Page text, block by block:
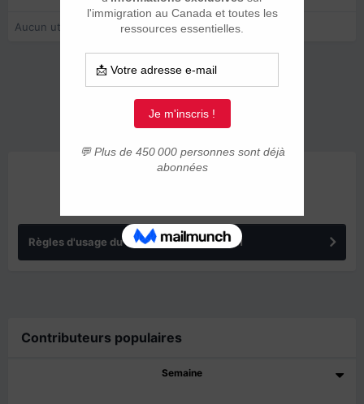
Aucun utilisateur enregistré regarde cette page.
Règles d'usage du forum IMMIGRER.COM
Contributeurs populaires
Semaine